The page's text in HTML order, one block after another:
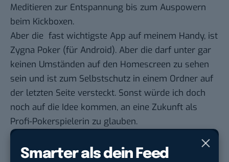
Smarter als dein Feed
Meditieren zur Entspannung bis zum Auspowern
beim Kickboxen.
Aber die fast wichtigste App auf meinem Handy, ist
Zygna Poker (für Android). Aber die darf unter gar
keinen Umständen auf den Homescreen zu sehen
sein und ist zum Selbstschutz in einem Ordner auf
der letzten Seite versteckt. Sonst würde ich doch
noch auf die Idee kommen, an eine Zukunft als
Profi-Pokerspielerin zu glauben.